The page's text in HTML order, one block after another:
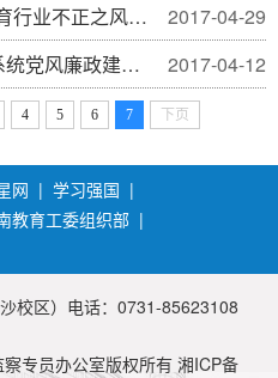
2017-04-29
项整治工作专题会议
2017-04-12
反腐败工作视频会议
4 5 6 7 下页
网 | 学习强国 |
教育工委组织部 |
校区）电话：0731-85623108
专员办公室版权所有 湘ICP备